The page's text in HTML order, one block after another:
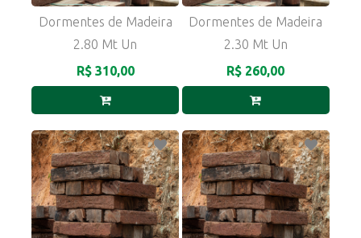
Dormentes de Madeira
2.80 Mt Un
R$ 310,00
Dormentes de Madeira
2.30 Mt Un
R$ 260,00